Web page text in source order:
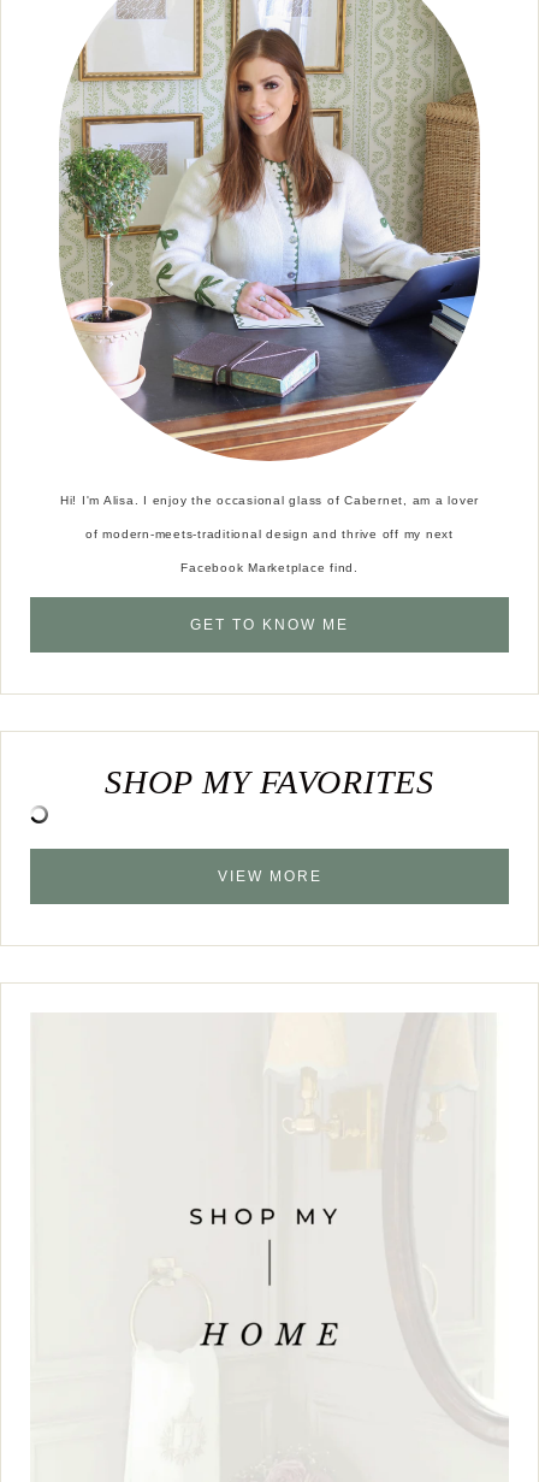
Hi! I'm Alisa. I enjoy the occasional glass of Cabernet, am a lover
of modern-meets-traditional design and thrive off my next
Facebook Marketplace find.
GET TO KNOW ME
SHOP MY FAVORITES
VIEW MORE